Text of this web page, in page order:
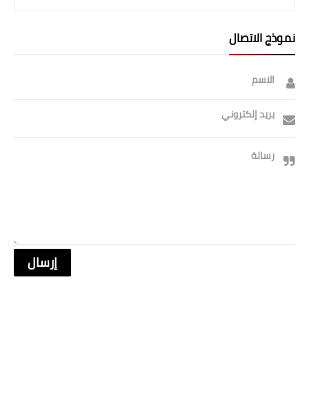
نموذج الاتصال
الاسم
بريد إلكتروني
رسالة